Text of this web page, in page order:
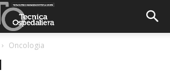
Oncologia